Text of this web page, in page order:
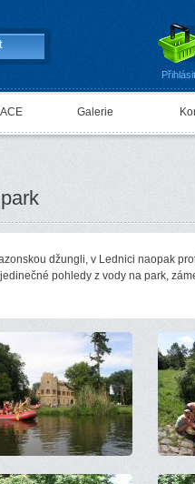
Přihlásit
Galerie
džungli, v Lednici naopak
pohledy z vody na park,